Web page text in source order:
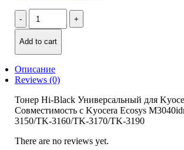
Количество
Тонер
Black
Универсальный
для
Kyocera
TK-
3190,
Тип
4.0,
900
Add to cart
Описание
Reviews (0)
Тонер Hi-Black Универсальный для
Совместимость с Kyocera Ecosys
3150/TK-3160/TK-3170/TK-3190
There are no reviews yet.